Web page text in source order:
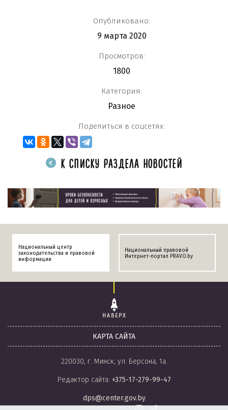
Опубликовано:
9 марта 2020
Просмотров:
1800
Категория:
Разное
Поделиться в соцсетях:
К СПИСКУ РАЗДЕЛА НОВОСТЕЙ
Национальный центр
законодательства и правовой
информации
Национальный правовой
Интернет-портал PRAVO.by
НАВЕРХ
КАРТА САЙТА
220030, г. Минск, ул. Берсона, 1а.
Редактор сайта: +375-17-279-99-47
dps@center.gov.by